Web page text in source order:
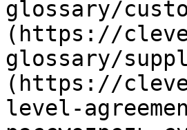
glossary/
(https://
glossary/
(https://
level-